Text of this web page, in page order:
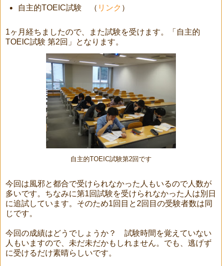
自主的TOEIC試験 （ リンク ）
1ヶ月経ちましたので、また試験を受けます。「自主的
TOEIC試験 第2回」となります。
自主的TOEIC試験第2回です
今回は風邪と都合で受けられなかった人もいるので人数が
多いです。ちなみに第1回試験を受けられなかった人は別日
に追試しています。そのため1回目と2回目の受験者数は同
じです。
今回の成績はどうでしょうか？ 試験時間を覚えていない
人もいますので、未だ未だかもしれません。でも、逃げず
に受けるだけ素晴らしいです。